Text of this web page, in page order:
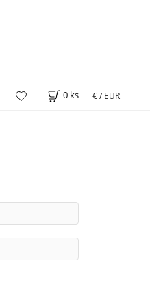
0 ks € / EUR